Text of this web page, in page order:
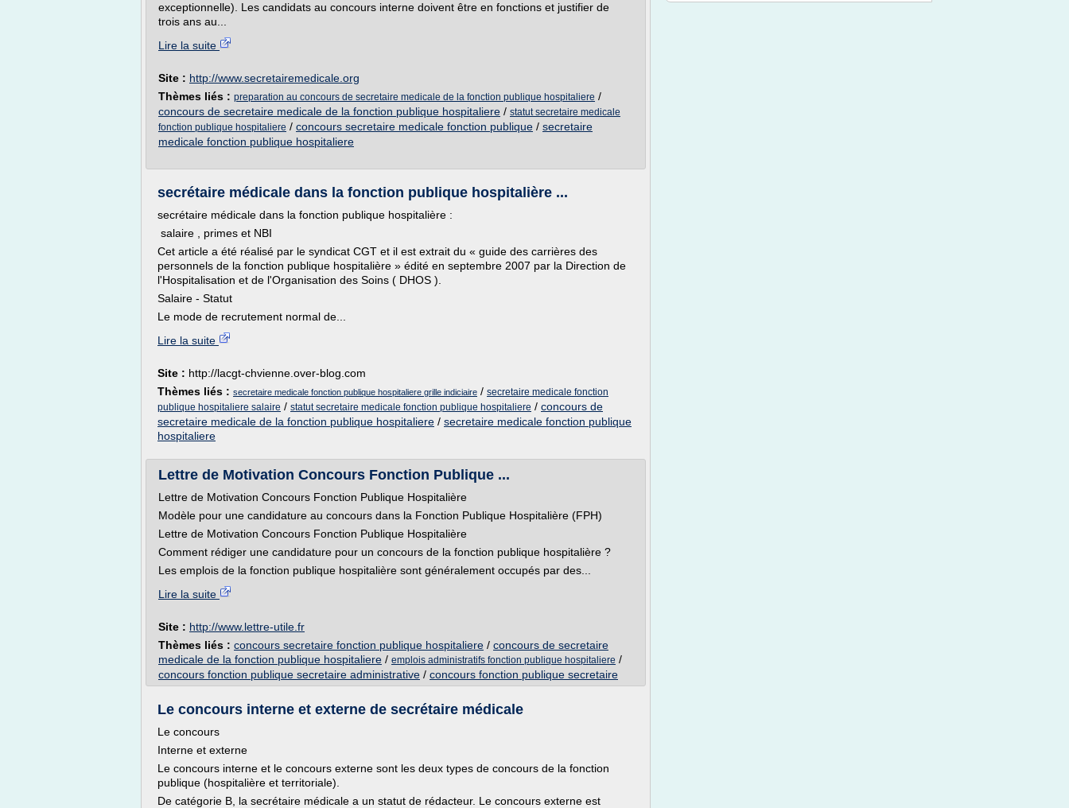
exceptionnelle). Les candidats au concours interne doivent être en fonctions et justifier de
trois ans au...
Lire la suite
Site : http://www.secretairemedicale.org
Thèmes liés : preparation au concours de secretaire medicale de la fonction publique hospitaliere /
concours de secretaire medicale de la fonction publique hospitaliere / statut secretaire medicale
fonction publique hospitaliere / concours secretaire medicale fonction publique / secretaire
medicale fonction publique hospitaliere
secrétaire médicale dans la fonction publique hospitalière ...
secrétaire médicale dans la fonction publique hospitalière :
salaire , primes et NBI
Cet article a été réalisé par le syndicat CGT et il est extrait du « guide des carrières des
personnels de la fonction publique hospitalière » édité en septembre 2007 par la Direction de
l'Hospitalisation et de l'Organisation des Soins ( DHOS ).
Salaire - Statut
Le mode de recrutement normal de...
Lire la suite
Site : http://lacgt-chvienne.over-blog.com
Thèmes liés : secretaire medicale fonction publique hospitaliere grille indiciaire / secretaire medicale fonction
publique hospitaliere salaire / statut secretaire medicale fonction publique hospitaliere / concours de
secretaire medicale de la fonction publique hospitaliere / secretaire medicale fonction publique
hospitaliere
Lettre de Motivation Concours Fonction Publique ...
Lettre de Motivation Concours Fonction Publique Hospitalière
Modèle pour une candidature au concours dans la Fonction Publique Hospitalière (FPH)
Lettre de Motivation Concours Fonction Publique Hospitalière
Comment rédiger une candidature pour un concours de la fonction publique hospitalière ?
Les emplois de la fonction publique hospitalière sont généralement occupés par des...
Lire la suite
Site : http://www.lettre-utile.fr
Thèmes liés : concours secretaire fonction publique hospitaliere / concours de secretaire
medicale de la fonction publique hospitaliere / emplois administratifs fonction publique hospitaliere /
concours fonction publique secretaire administrative / concours fonction publique secretaire
Le concours interne et externe de secrétaire médicale
Le concours
Interne et externe
Le concours interne et le concours externe sont les deux types de concours de la fonction
publique (hospitalière et territoriale).
De catégorie B, la secrétaire médicale a un statut de rédacteur. Le concours externe est